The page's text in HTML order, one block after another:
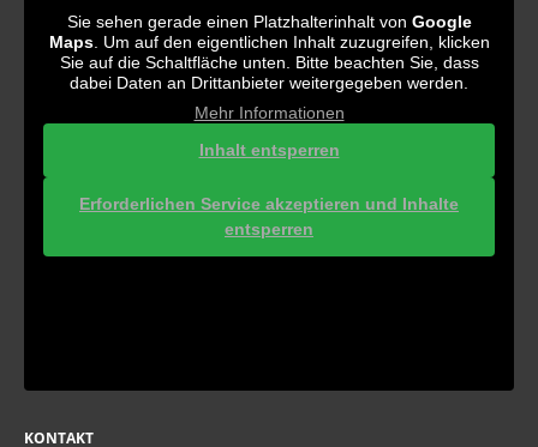
Sie sehen gerade einen Platzhalterinhalt von Google
Maps. Um auf den eigentlichen Inhalt zuzugreifen, klicken
Sie auf die Schaltfläche unten. Bitte beachten Sie, dass
dabei Daten an Drittanbieter weitergegeben werden.
Mehr Informationen
Inhalt entsperren
Erforderlichen Service akzeptieren und Inhalte
entsperren
KONTAKT